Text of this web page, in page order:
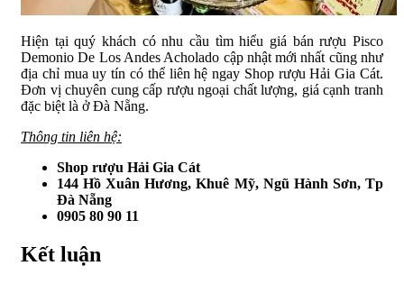
Hiện tại quý khách có nhu cầu tìm hiểu giá bán rượu Pisco
Demonio De Los Andes Acholado cập nhật mới nhất cũng như
địa chỉ mua uy tín có thể liên hệ ngay Shop rượu Hải Gia Cát.
Đơn vị chuyên cung cấp rượu ngoại chất lượng, giá cạnh tranh
đặc biệt là ở Đà Nẵng.
Thông tin liên hệ:
Shop rượu Hải Gia Cát
144 Hồ Xuân Hương, Khuê Mỹ, Ngũ Hành Sơn, Tp
Đà Nẵng
0905 80 90 11
Kết luận